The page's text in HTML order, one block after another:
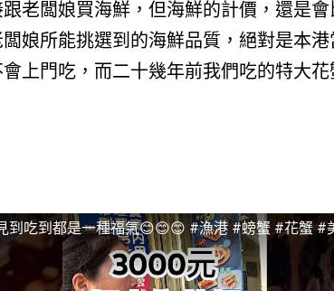
老闆娘買海鮮，但海鮮的計價，還是
娘所能挑選到的海鮮品質，絕對是本
上門吃，而二十幾年前我們吃的特大
到吃到都是一種福氣😊😊😊 #漁港 #螃蟹 #花蟹 #